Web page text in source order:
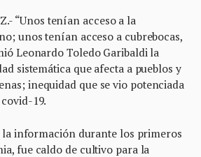
“Unos tenían acceso a la
unos tenían acceso a cubrebocas,
Leonardo Toledo Garibaldi la
sistemática que afecta a pueblos y
inequidad que se vio potenciada
19.
la información durante los primeros
fue caldo de cultivo para la